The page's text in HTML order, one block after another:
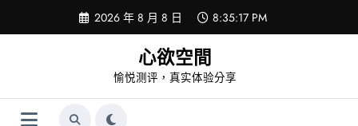
content
2026 年 8 月 8 日 8:35:17 PM
心欲空間
愉悦测评，真实体验分享